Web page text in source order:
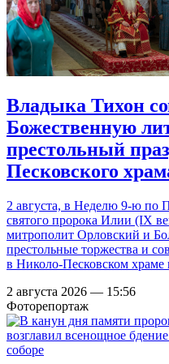
Владыка Тихон
Божественную
престольный
Песковского
2 августа, в Неделю 9-ю по
святого пророка Илии (IX
митрополит Орловский и
престольные торжества и
в Николо-Песковском храме
2 августа 2026 — 15:56
Фоторепортаж